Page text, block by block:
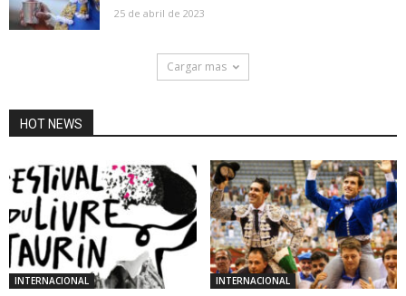
25 de abril de 2023
Cargar mas
HOT NEWS
INTERNACIONAL INTERNACIONAL